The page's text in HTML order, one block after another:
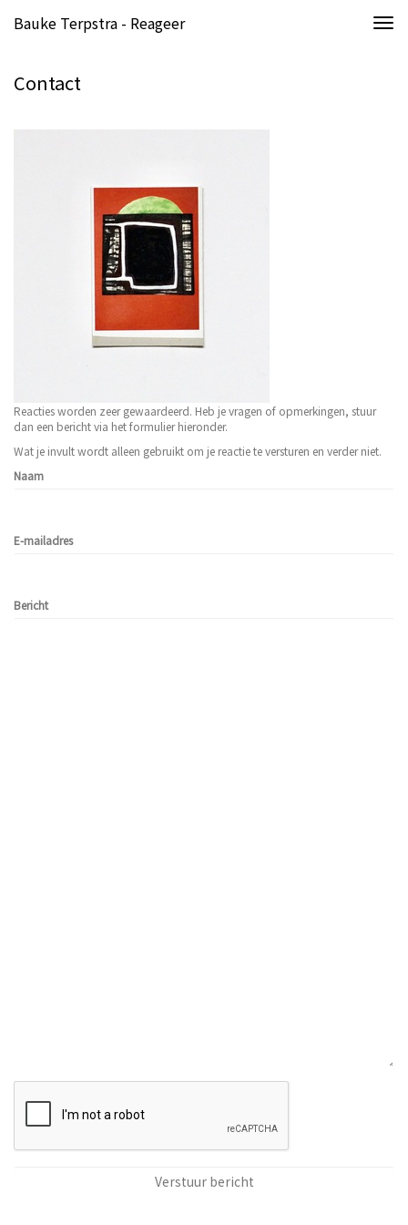
Bauke Terpstra - Reageer
Contact
Reacties worden zeer gewaardeerd. Heb je vragen of opmerkingen, stuur
dan een bericht via het formulier hieronder.
Wat je invult wordt alleen gebruikt om je reactie te versturen en verder niet.
Naam
E-mailadres
Bericht